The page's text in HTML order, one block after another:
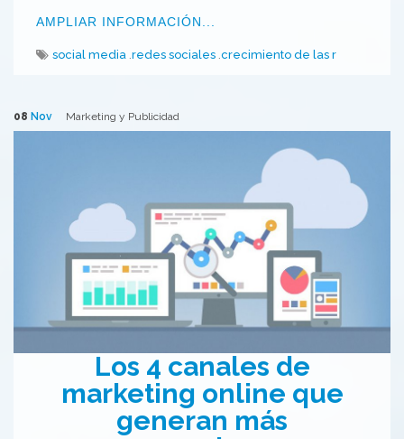
AMPLIAR INFORMACIÓN...
social media redes sociales crecimiento de las r
08 Nov Marketing y Publicidad
Los 4 canales de
marketing online que
generan más